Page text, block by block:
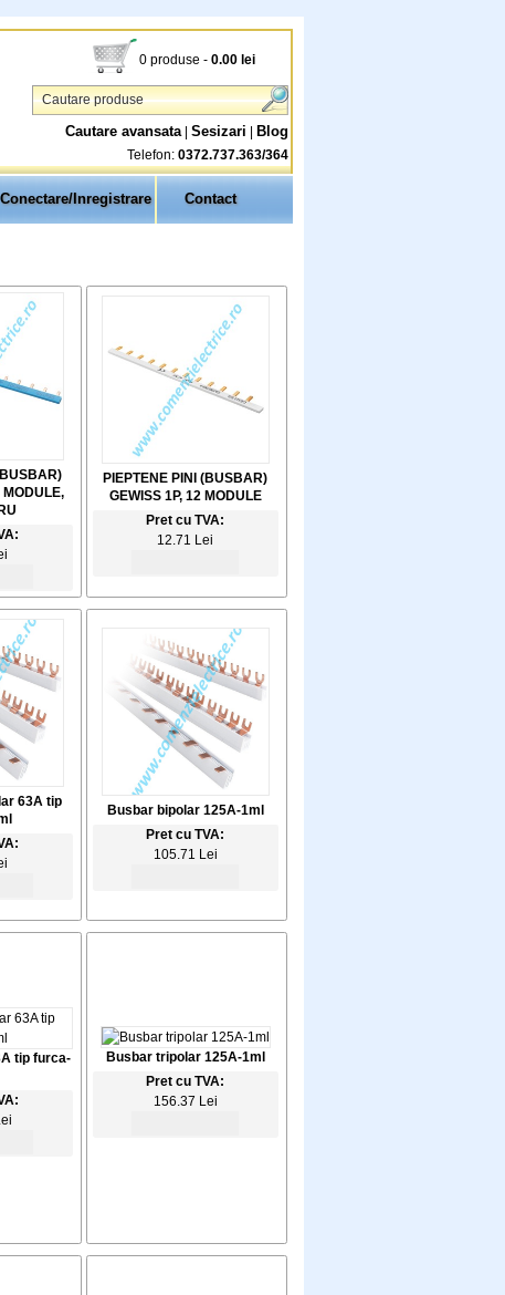
0 produse - 0.00lei
Conectare/Inregistrare Contact
Cautare avansata| Sesizari Blog
Telefon: 0372.737.363/364
MODULE,
PIEPTENE PINI (BUSBAR)
GEWISS 1P, 12 MODULE
Pret cu TVA:
12.71 Lei
63A tip
Busbar bipolar 125A-1ml
Pret cu TVA:
105.71 Lei
tip furca-
Busbar tripolar 125A-1ml
Pret cu TVA:
156.37 Lei